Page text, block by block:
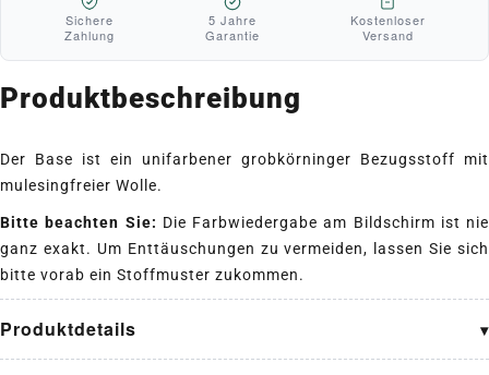
Sichere
Zahlung
5 Jahre
Garantie
Kostenloser
Versand
Produktbeschreibung
Der Base ist ein unifarbener grobkörninger Bezugsstoff mit
mulesingfreier Wolle.
Bitte beachten Sie: Die Farbwiedergabe am Bildschirm ist nie
ganz exakt. Um Enttäuschungen zu vermeiden, lassen Sie sich
bitte vorab ein Stoffmuster zukommen.
Produktdetails